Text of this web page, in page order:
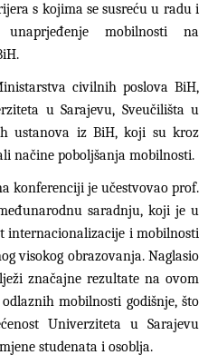
s kojima se susreću u radu i
mobilnosti na
civilnih poslova BiH,
u Sarajevu, Sveučilišta u
ustanova iz BiH, koji su kroz
načine poboljšanja mobilnosti.
konferenciji je učestvovao prof.
saradnju, koji je u
internacionalizacije i mobilnosti
visokog obrazovanja. Naglasio
značajne rezultate na ovom
mobilnosti godišnje, što
Univerziteta u Sarajevu
studenata i osoblja.